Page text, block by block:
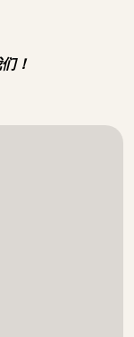
！